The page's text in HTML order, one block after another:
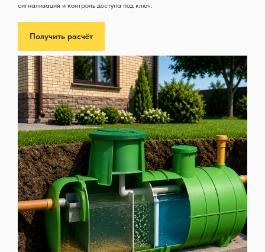
сигнализация и контроль доступа под ключ.
Получить расчёт